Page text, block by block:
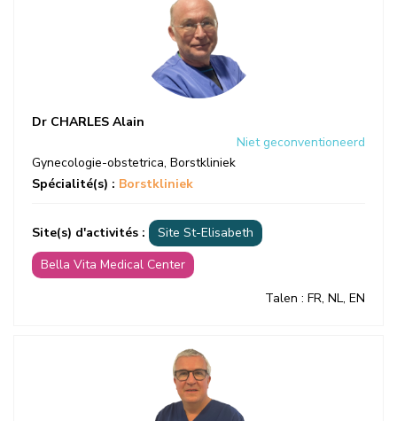
Dr CHARLES Alain
Niet geconventioneerd
Gynecologie-obstetrica, Borstkliniek
Spécialité(s) : Borstkliniek
Site(s) d'activités :
Site St-Elisabeth
Bella Vita Medical Center
Talen : FR, NL, EN